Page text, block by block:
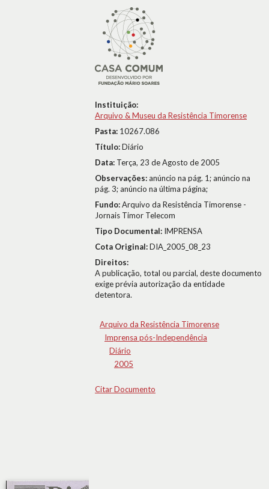
Instituição:
Arquivo & Museu da Resistência Timorense
Pasta: 10267.086
Título:Diário
Data: Terça, 23 de Agosto de 2005
Observações:anúncio na pág. 1; anúncio na
pág. 3; anúncio na última página;
Fundo:Arquivo da Resistência Timorense -
Jornais Timor Telecom
Tipo Documental: IMPRENSA
Cota Original:DIA_2005_08_23
Direitos:
A publicação, total ou parcial, deste documento
exige prévia autorização da entidade
detentora.
Arquivo da Resistência Timorense
Imprensa pós-Independência
Diário
2005
Citar Documento